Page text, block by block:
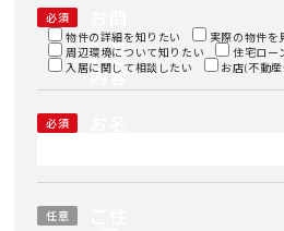
必須
い合
わせ
内容
物件の詳細を知りたい
実際の物件を
周辺環境について知りたい
住宅ロー
入居に関して相談したい
お店(不動
必須
任意